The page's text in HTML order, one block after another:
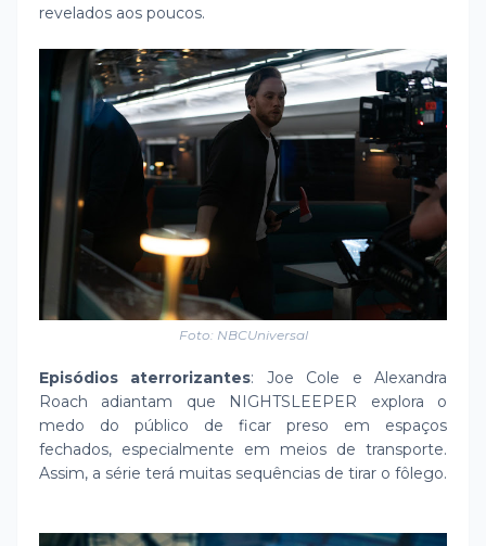
revelados aos poucos.
Foto: NBCUniversal
Episódios aterrorizantes: Joe Cole e Alexandra
Roach adiantam que NIGHTSLEEPER explora o
medo do público de ficar preso em espaços
fechados, especialmente em meios de transporte.
Assim, a série terá muitas sequências de tirar o fôlego.